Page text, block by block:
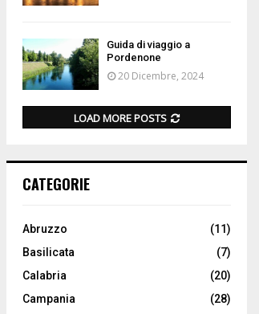
Guida di viaggio a
Pordenone
20 Dicembre, 2024
LOAD MORE POSTS
CATEGORIE
Abruzzo
(11)
Basilicata
(7)
Calabria
(20)
Campania
(28)